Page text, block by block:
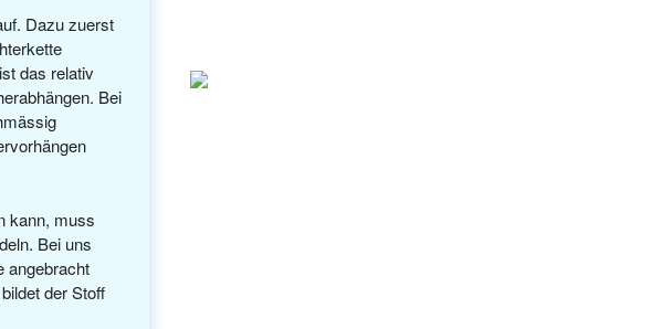
Dazu zuerst
das relativ
Bei
kann, muss
Bei uns
angebracht
der Stoff